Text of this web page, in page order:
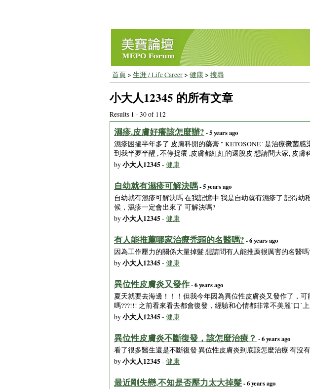
首頁> 生涯 / Life Career> 健康> 搜尋
小大人12345 的所有文章
Results 1 - 30 of 112
濕疹.皮膚好癢該怎麼辦? - 5 years ago
濕疹困擾半年多了 皮膚科開的藥膏 " KETOSONE ' 是治療黴菌
到我半夢半醒 , 不停捉癢 ,皮膚都紅紅的還脫皮 想請問大家, 皮
by小大人12345- 健康
自幼就有濕疹可解決嗎- 5 years ago
自幼就有濕疹可解決嗎 在我記憶中 我是自幼就有濕疹了 記得
候，濕疹一定會出來了 可解決嗎?
by小大人12345- 健康
有人能推薦哪家治療禿頭的名醫嗎? - 6 years ago
因為工作壓力的關係大量掉髮 想請問有人能推薦很厲害的名醫嗎
by小大人12345- 健康
異位性皮膚炎又發作- 6 years ago
夏天就要去海邊！！！但我今年因為異位性皮膚炎又發作了，
嗎???!!! 之前看來看去都會復發，經驗和心情都非常不美麗ˋ口ˊ
by小大人12345- 健康
異位性皮膚炎不斷復發，該怎麼治療？ - 6 years ago
看了很多醫生還是不斷復發 異位性皮膚炎到底該怎麼治療 有沒
by小大人12345- 健康
最近剛失戀,不知是否壓力太大掉髮- 6 years ago